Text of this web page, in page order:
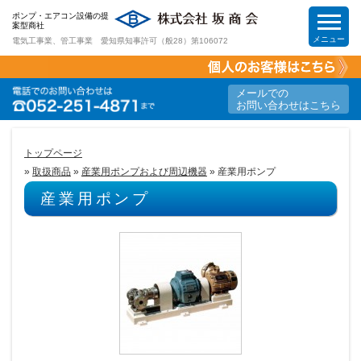
ポンプ・エアコン設備の提
案型商社
電気工事業、管工事業 愛知県知事許可（般28）第106072
メールでの
お問い合わせはこちら
メニュー
HOME
取扱商品
トップページ
» 取扱商品 » 産業用ポンプおよび周辺機器 » 産業用ポンプ
産業用ポンプ